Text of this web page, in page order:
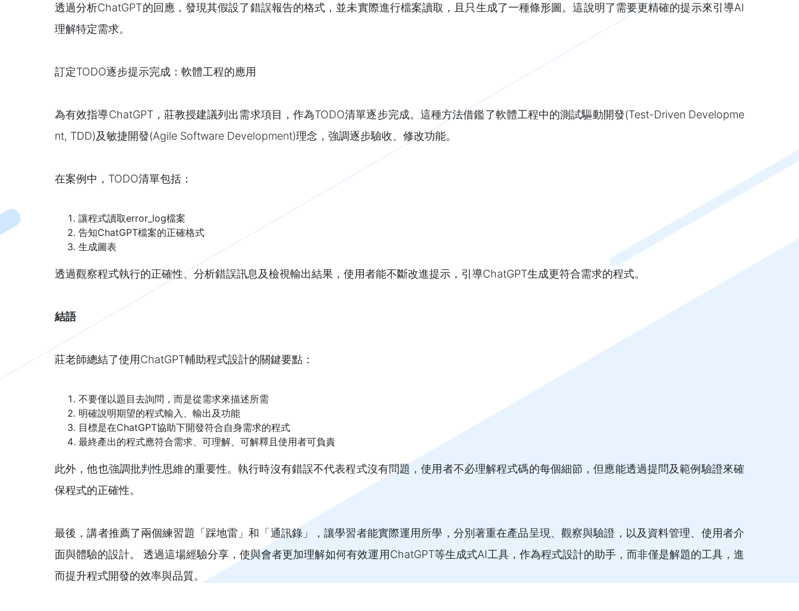
透過分析ChatGPT的回應，發現其假設了錯誤報告的格式，並未實際進行檔案讀取，且只生成了一種條形圖。這說明了需要更精確的提示來引導AI
理解特定需求。
訂定TODO逐步提示完成：軟體工程的應用
為有效指導ChatGPT，莊教授建議列出需求項目，作為TODO清單逐步完成。這種方法借鑑了軟體工程中的測試驅動開發(Test-Driven Developme
nt, TDD)及敏捷開發(Agile Software Development)理念，強調逐步驗收、修改功能。
在案例中，TODO清單包括：
讓程式讀取error_log檔案
告知ChatGPT檔案的正確格式
生成圖表
透過觀察程式執行的正確性、分析錯誤訊息及檢視輸出結果，使用者能不斷改進提示，引導ChatGPT生成更符合需求的程式。
結語
莊老師總結了使用ChatGPT輔助程式設計的關鍵要點：
不要僅以題目去詢問，而是從需求來描述所需
明確說明期望的程式輸入、輸出及功能
目標是在ChatGPT協助下開發符合自身需求的程式
最終產出的程式應符合需求、可理解、可解釋且使用者可負責
此外，他也強調批判性思維的重要性。執行時沒有錯誤不代表程式沒有問題，使用者不必理解程式碼的每個細節，但應能透過提問及範例驗證來確
保程式的正確性。
最後，講者推薦了兩個練習題「踩地雷」和「通訊錄」，讓學習者能實際運用所學，分別著重在產品呈現、觀察與驗證，以及資料管理、使用者介
面與體驗的設計。 透過這場經驗分享，使與會者更加理解如何有效運用ChatGPT等生成式AI工具，作為程式設計的助手，而非僅是解題的工具，進
而提升程式開發的效率與品質。